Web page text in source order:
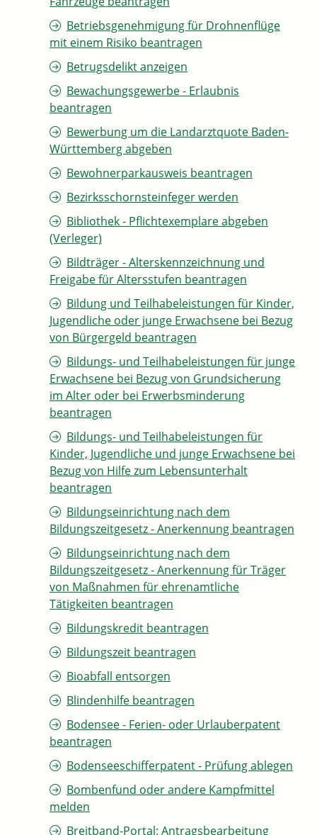
Betriebsgenehmigung für Drohnenflüge
mit einem Risiko beantragen
Betrugsdelikt anzeigen
Bewachungsgewerbe - Erlaubnis
beantragen
Bewerbung um die Landarztquote Baden-
Württemberg abgeben
Bewohnerparkausweis beantragen
Bezirksschornsteinfeger werden
Bibliothek - Pflichtexemplare abgeben
(Verleger)
Bildträger - Alterskennzeichnung und
Freigabe für Altersstufen beantragen
Bildung und Teilhabeleistungen für Kinder,
Jugendliche oder junge Erwachsene bei Bezug
von Bürgergeld beantragen
Bildungs- und Teilhabeleistungen für junge
Erwachsene bei Bezug von Grundsicherung
im Alter oder bei Erwerbsminderung
beantragen
Bildungs- und Teilhabeleistungen für
Kinder, Jugendliche und junge Erwachsene bei
Bezug von Hilfe zum Lebensunterhalt
beantragen
Bildungseinrichtung nach dem
Bildungszeitgesetz - Anerkennung beantragen
Bildungseinrichtung nach dem
Bildungszeitgesetz - Anerkennung für Träger
von Maßnahmen für ehrenamtliche
Tätigkeiten beantragen
Bildungskredit beantragen
Bildungszeit beantragen
Bioabfall entsorgen
Blindenhilfe beantragen
Bodensee - Ferien- oder Urlauberpatent
beantragen
Bodenseeschifferpatent - Prüfung ablegen
Bombenfund oder andere Kampfmittel
melden
Breitband-Portal: Antragsbearbeitung